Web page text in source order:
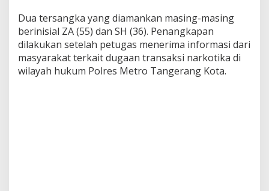
Dua tersangka yang diamankan masing-masing
berinisial ZA (55) dan SH (36). Penangkapan
dilakukan setelah petugas menerima informasi dari
masyarakat terkait dugaan transaksi narkotika di
wilayah hukum Polres Metro Tangerang Kota.